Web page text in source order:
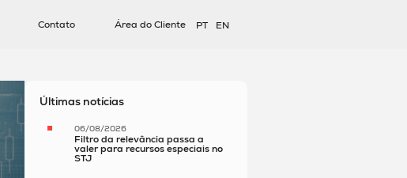
Contato Área do Cliente PT EN
Últimas notícias
06/08/2026
Filtro da relevância passa a
valer para recursos especiais no
STJ